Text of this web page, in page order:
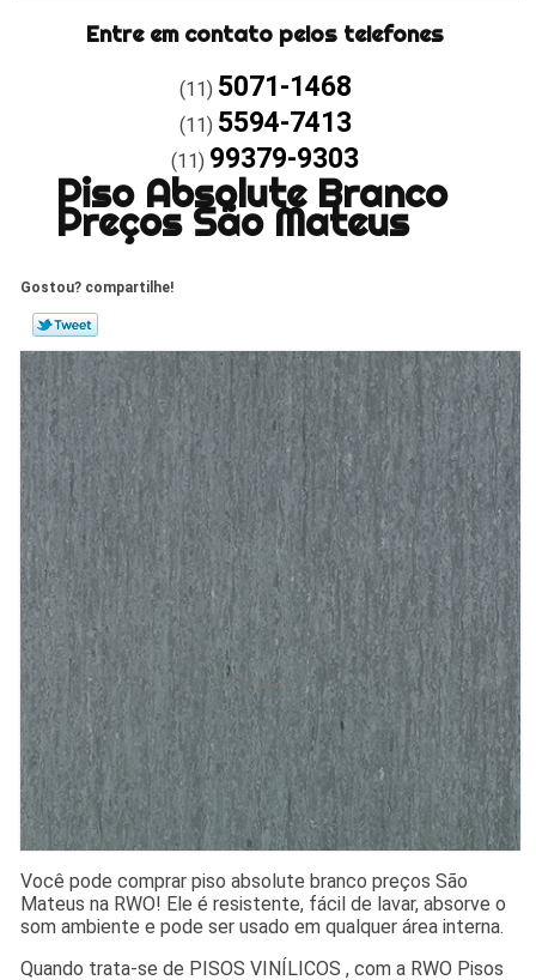
Entre em contato pelos telefones
(11) 5071-1468
(11) 5594-7413
(11) 99379-9303
Piso Absolute Branco
Preços São Mateus
Gostou? compartilhe!
Você pode comprar piso absolute branco preços São
Mateus na RWO! Ele é resistente, fácil de lavar, absorve o
som ambiente e pode ser usado em qualquer área interna.
Quando trata-se de PISOS VINÍLICOS , com a RWO Pisos